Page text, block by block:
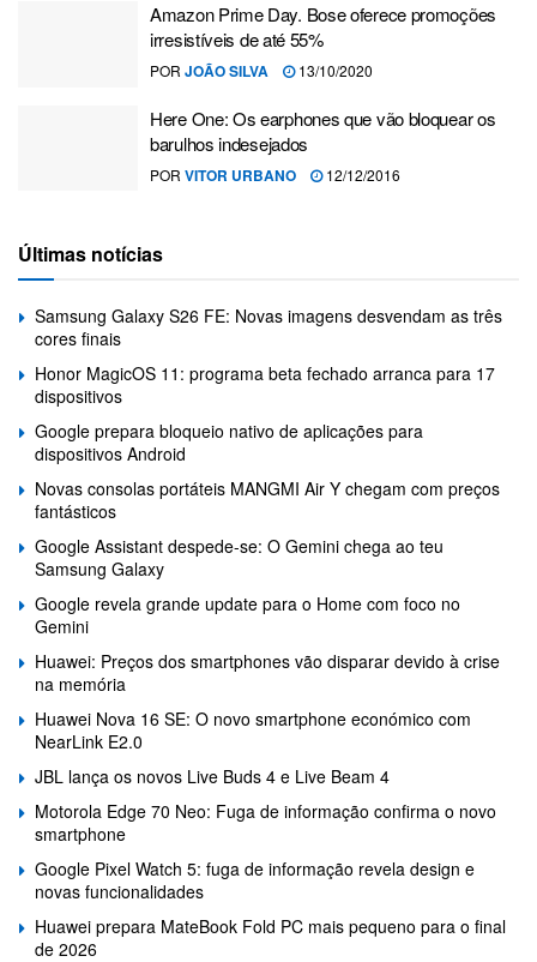
Amazon Prime Day. Bose oferece promoções
irresistíveis de até 55%
POR JOÃO SILVA 13/10/2020
Here One: Os earphones que vão bloquear os
barulhos indesejados
POR VITOR URBANO 12/12/2016
Últimas notícias
Samsung Galaxy S26 FE: Novas imagens desvendam as três
cores finais
Honor MagicOS 11: programa beta fechado arranca para 17
dispositivos
Google prepara bloqueio nativo de aplicações para
dispositivos Android
Novas consolas portáteis MANGMI Air Y chegam com preços
fantásticos
Google Assistant despede-se: O Gemini chega ao teu
Samsung Galaxy
Google revela grande update para o Home com foco no
Gemini
Huawei: Preços dos smartphones vão disparar devido à crise
na memória
Huawei Nova 16 SE: O novo smartphone económico com
NearLink E2.0
JBL lança os novos Live Buds 4 e Live Beam 4
Motorola Edge 70 Neo: Fuga de informação confirma o novo
smartphone
Google Pixel Watch 5: fuga de informação revela design e
novas funcionalidades
Huawei prepara MateBook Fold PC mais pequeno para o final
de 2026